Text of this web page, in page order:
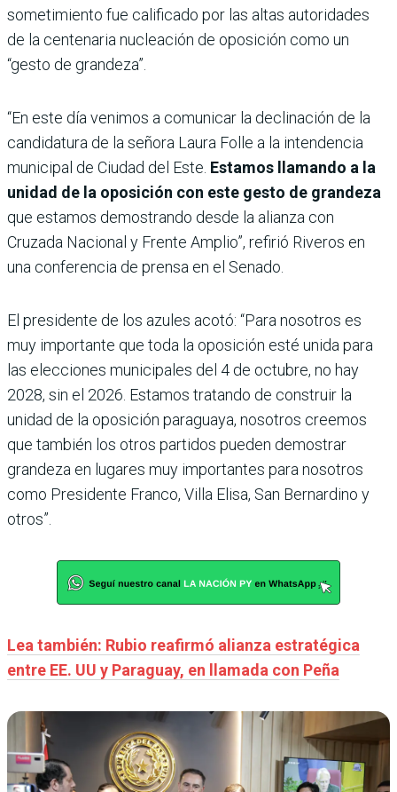
sometimiento fue calificado por las altas autoridades
de la centenaria nucleación de oposición como un
“gesto de grandeza”.
“En este día venimos a comunicar la declinación de la
candidatura de la señora Laura Folle a la intendencia
municipal de Ciudad del Este. Estamos llamando a la
unidad de la oposición con este gesto de grandeza
que estamos demostrando desde la alianza con
Cruzada Nacional y Frente Amplio”, refirió Riveros en
una conferencia de prensa en el Senado.
El presidente de los azules acotó: “Para nosotros es
muy importante que toda la oposición esté unida para
las elecciones municipales del 4 de octubre, no hay
2028, sin el 2026. Estamos tratando de construir la
unidad de la oposición paraguaya, nosotros creemos
que también los otros partidos pueden demostrar
grandeza en lugares muy importantes para nosotros
como Presidente Franco, Villa Elisa, San Bernardino y
otros”.
Lea también: Rubio reafirmó alianza estratégica
entre EE. UU y Paraguay, en llamada con Peña